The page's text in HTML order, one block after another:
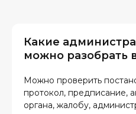
Какие
можно разобрать
Можно проверить
протокол, предписание,
органа, жалобу,